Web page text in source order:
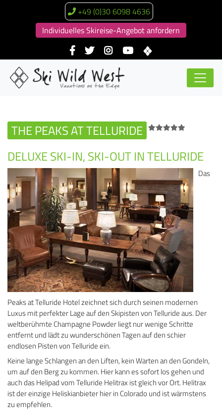
+49 (0)30 6098 4636
Individuelles Skireise-Angebot anfordern
THE PEAKS AT TELLURIDE
DELUXE SKI-IN, SKI-OUT IN TELLURIDE
Das
Peaks at Telluride Hotel zeichnet sich durch seinen modernen
Luxus mit perfekter Lage auf den Skipisten von Telluride aus. Der
weltberühmte Champagne Powder liegt nur wenige Schritte
entfernt und lädt zu wunderschönen Tagen auf den schier
endlosen Pisten von Telluride ein.
Keine lange Schlangen an den Liften, kein Warten an den Gondeln,
um auf den Berg zu kommen. Hier kann es sofort los gehen und
auch das Helipad vom Telluride Helitrax ist gleich vor Ort. Helitrax
ist der einzige Heliskianbieter hier in Colorado und ist wärmstens
zu empfehlen.